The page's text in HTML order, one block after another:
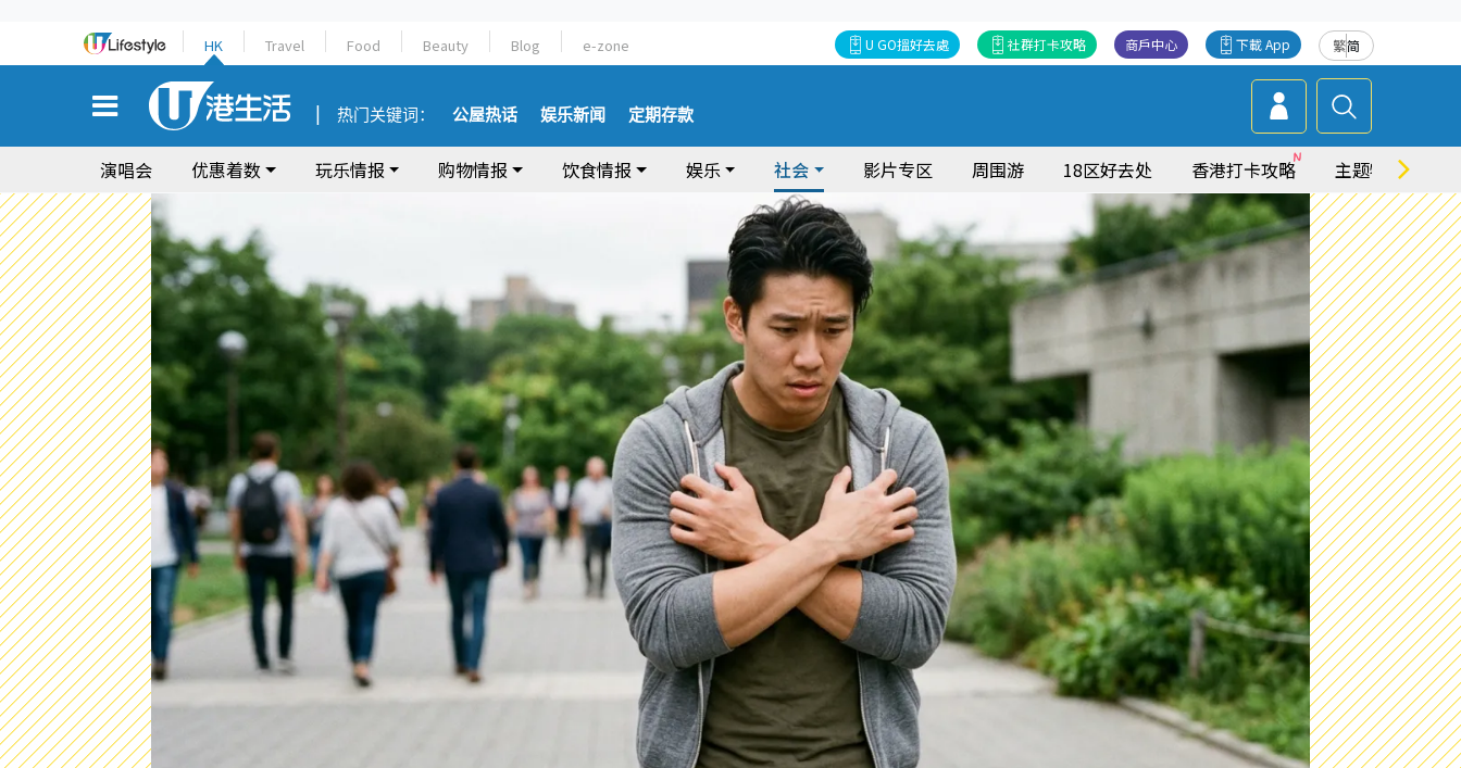
HK Travel Food Beauty Blog e-zone 繁简
下載 App
商戶中心
社群打卡攻略
U GO搵好去處
热门关键词： 公屋热话 娱乐新闻 定期存款
演唱会 优惠着数 玩乐情报 购物情报 饮食情报 娱乐 社会 影片专区 周围游 18区好去处 香港打卡攻略 主题特集